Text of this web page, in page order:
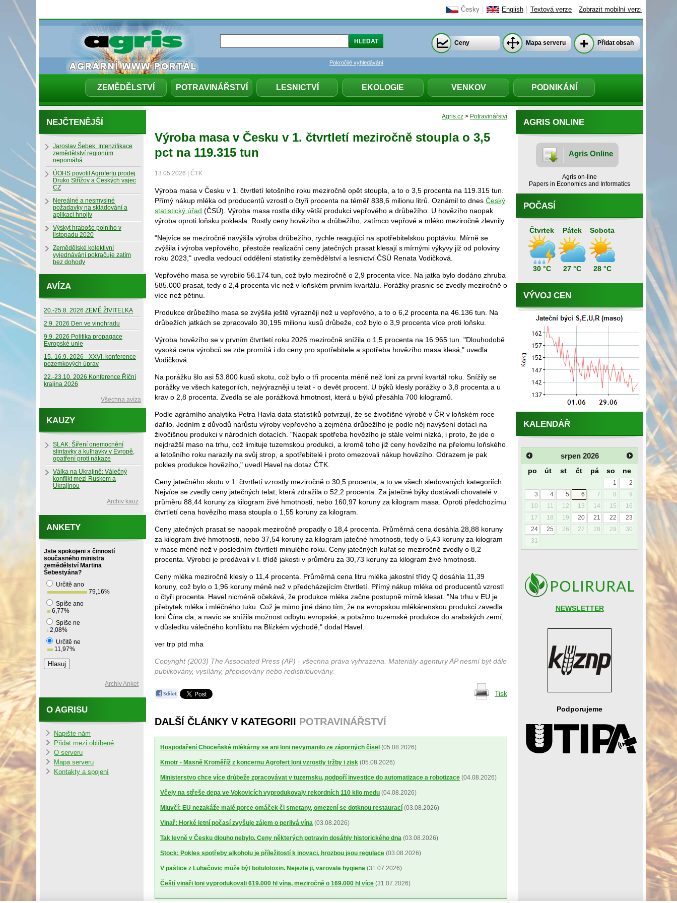
Česky English Textová verze Zobrazit mobilní verzi
ZEMĚDĚLSTVÍ POTRAVINÁŘSTVÍ LESNICTVÍ EKOLOGIE VENKOV PODNIKÁNÍ
Pokročilé vyhledávání
Ceny Mapa serveru Přidat obsah
Agris.cz > Potravinářství
Výroba masa v Česku v 1. čtvrtletí meziročně stoupla o 3,5
pct na 119.315 tun
13.05.2026 | ČTK
Výroba masa v Česku v 1. čtvrtletí letošního roku meziročně opět stoupla, a to o 3,5 procenta na 119.315 tun.
Přímý nákup mléka od producentů vzrostl o čtyři procenta na téměř 838,6 milionu litrů. Oznámil to dnes Český
statistický úřad (ČSÚ). Výroba masa rostla díky větší produkci vepřového a drůbežího. U hovězího naopak
výroba oproti loňsku poklesla. Rostly ceny hovězího a drůbežího, zatímco vepřové a mléko meziročně zlevnily.
"Nejvíce se meziročně navýšila výroba drůbežího, rychle reagující na spotřebitelskou poptávku. Mírně se
zvýšila i výroba vepřového, přestože realizační ceny jatečných prasat klesají s mírnými výkyvy již od poloviny
roku 2023," uvedla vedoucí oddělení statistiky zemědělství a lesnictví ČSÚ Renata Vodičková.
Vepřového masa se vyrobilo 56.174 tun, což bylo meziročně o 2,9 procenta více. Na jatka bylo dodáno zhruba
585.000 prasat, tedy o 2,4 procenta víc než v loňském prvním kvartálu. Porážky prasnic se zvedly meziročně o
více než pětinu.
Produkce drůbežího masa se zvýšila ještě výrazněji než u vepřového, a to o 6,2 procenta na 46.136 tun. Na
drůbežích jatkách se zpracovalo 30,195 milionu kusů drůbeže, což bylo o 3,9 procenta více proti loňsku.
Výroba hovězího se v prvním čtvrtletí roku 2026 meziročně snížila o 1,5 procenta na 16.965 tun. "Dlouhodobě
vysoká cena výrobců se zde promítá i do ceny pro spotřebitele a spotřeba hovězího masa klesá," uvedla
Vodičková.
Na porážku šlo asi 53.800 kusů skotu, což bylo o tři procenta méně než loni za první kvartál roku. Snížily se
porážky ve všech kategoriích, nejvýrazněji u telat - o devět procent. U býků klesly porážky o 3,8 procenta a u
krav o 2,8 procenta. Zvedla se ale porážková hmotnost, která u býků přesáhla 700 kilogramů.
Podle agrárního analytika Petra Havla data statistiků potvrzují, že se živočišné výrobě v ČR v loňském roce
dařilo. Jedním z důvodů nárůstu výroby vepřového a zejména drůbežího je podle něj navýšení dotací na
živočišnou produkci v národních dotacích. "Naopak spotřeba hovězího je stále velmi nízká, i proto, že jde o
nejdražší maso na trhu, což limituje tuzemskou produkci, a kromě toho již ceny hovězího na přelomu loňského
a letošního roku narazily na svůj strop, a spotřebitelé i proto omezovali nákup hovězího. Odrazem je pak
pokles produkce hovězího," uvedl Havel na dotaz ČTK.
Ceny jatečného skotu v 1. čtvrtletí vzrostly meziročně o 30,5 procenta, a to ve všech sledovaných kategoriích.
Nejvíce se zvedly ceny jatečných telat, která zdražila o 52,2 procenta. Za jatečné býky dostávali chovatelé v
průměru 88,44 koruny za kilogram živé hmotnosti, nebo 160,97 koruny za kilogram masa. Oproti předchozímu
čtvrtletí cena hovězího masa stoupla o 1,55 koruny za kilogram.
Ceny jatečných prasat se naopak meziročně propadly o 18,4 procenta. Průměrná cena dosáhla 28,88 koruny
za kilogram živé hmotnosti, nebo 37,54 koruny za kilogram jatečné hmotnosti, tedy o 5,43 koruny za kilogram
v mase méně než v posledním čtvrtletí minulého roku. Ceny jatečných kuřat se meziročně zvedly o 8,2
procenta. Výrobci je prodávali v I. třídě jakosti v průměru za 30,73 koruny za kilogram živé hmotnosti.
Ceny mléka meziročně klesly o 11,4 procenta. Průměrná cena litru mléka jakostní třídy Q dosáhla 11,39
koruny, což bylo o 1,96 koruny méně než v předcházejícím čtvrtletí. Přímý nákup mléka od producentů vzrostl
o čtyři procenta. Havel nicméně očekává, že produkce mléka začne postupně mírně klesat. "Na trhu v EU je
přebytek mléka i mléčného tuku. Což je mimo jiné dáno tím, že na evropskou mlékárenskou produkci zavedla
loni Čína cla, a navíc se snížila možnost odbytu evropské, a potažmo tuzemské produkce do arabských zemí,
v důsledku válečného konfliktu na Blízkém východě," dodal Havel.
ver trp ptd mha
Copyright (2003) The Associated Press (AP) - všechna práva vyhrazena. Materiály agentury AP nesmí být dále
publikovány, vysílány, přepisovány nebo redistribuovány.
Tisk
DALŠÍ ČLÁNKY V KATEGORII POTRAVINÁŘSTVÍ
Hospodaření Choceňské mlékárny se ani loni nevymanilo ze záporných čísel (05.08.2026)
Kmotr - Masně Kroměříž z koncernu Agrofert loni vzrostly tržby i zisk (05.08.2026)
Ministerstvo chce více drůbeže zpracovávat v tuzemsku, podpoří investice do automatizace a robotizace (04.08.2026)
Včely na střeše depa ve Vokovicích vyprodukovaly rekordních 110 kilo medu (04.08.2026)
Mluvčí: EU nezakáže malé porce omáček či smetany, omezení se dotknou restaurací (03.08.2026)
Vinař: Horké letní počasí zvyšuje zájem o perlivá vína (03.08.2026)
Tak levně v Česku dlouho nebylo. Ceny některých potravin dosáhly historického dna (03.08.2026)
Stock: Pokles spotřeby alkoholu je příležitostí k inovaci, hrozbou jsou regulace (03.08.2026)
V paštice z Luhačovic může být botulotoxin. Nejezte ji, varovala hygiena (31.07.2026)
Čeští vinaři loni vyprodukovali 619.000 hl vína, meziročně o 169.000 hl více (31.07.2026)
AGRIS ONLINE
Agris Online
Agris on-line
Papers in Economics and Informatics
POČASÍ
Čtvrtek
30 °C
Pátek
27 °C
Sobota
28 °C
VÝVOJ CEN
KALENDÁŘ
srpen 2026
po út st čt pá so ne
1
2
3
4 5 6 7 8
9
10
11 12 13 14 15
16
17
18 19 20 21 22
23
24
25 26 27 28 29
30
31
NEWSLETTER
Podporujeme
NEJČTENĚJŠÍ
Jaroslav Šebek: Intenzifikace
zemědělství regionům
nepomáhá
ÚOHS povolil Agrofertu prodej
Druko Střížov a Českých vajec
CZ
Nereálné a nesmyslné
požadavky na skladování a
aplikaci hnojiv
Výskyt hraboše polního v
listopadu 2020
Zemědělské kolektivní
vyjednávání pokračuje zatím
bez dohody
AVÍZA
20.-25.8. 2026 ZEMĚ ŽIVITELKA
2.9. 2026 Den ve vinohradu
9.9. 2026 Politika propagace
Evropské unie
15.-16.9. 2026 - XXVI. konference
pozemkových úprav
22.-23.10. 2026 Konference Říční
krajina 2026
Všechna avíza
KAUZY
SLAK: Šíření onemocnění
slintavky a kulhavky v Evropě,
opatření proti nákaze
Válka na Ukrajině: Válečný
konflikt mezi Ruskem a
Ukrajinou
Archiv kauz
ANKETY
Jste spokojeni s činností
současného ministra
zemědělství Martina
Šebestyána?
Určitě ano
79,16%
Spíše ano
6,77%
Spíše ne
2,08%
Určitě ne
11,97%
Archiv Anket
O AGRISU
Napište nám
Přidat mezi oblíbené
O serveru
Mapa serveru
Kontakty a spojení